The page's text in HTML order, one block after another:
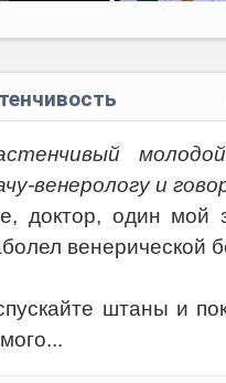
венерологу и
доктор, один мой
венерической
штаны и